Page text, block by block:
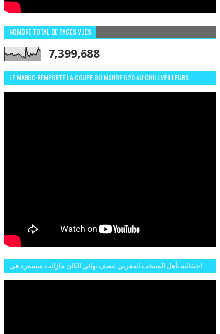
NOMBRE TOTAL DE PAGES VUES
7,399,688
LE MAROC REMPORTE LA COUPE DU MONDE U20 AU CHILI:MEILLEURS
احتفالية تأهل المنتخب المغربي لنصف نهائي الكان مازالت مستمرة في